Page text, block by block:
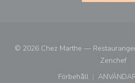
© 2026 Chez Marthe —
Zenchef
Förbehåll